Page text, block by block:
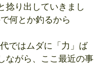
捻り出していきまし
何とか釣るから
ではムダに「力」ば
ながら、ここ最近の事